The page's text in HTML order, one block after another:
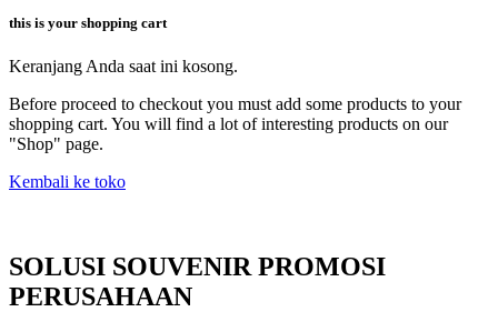
this is your shopping cart
Keranjang Anda saat ini kosong.
Before proceed to checkout you must add some products to your
shopping cart. You will find a lot of interesting products on our
"Shop" page.
Kembali ke toko
SOLUSI SOUVENIR PROMOSI
PERUSAHAAN